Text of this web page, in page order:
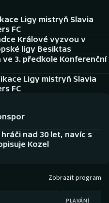
Ligy mistryň Slavia
FC
Králové vyzvou v
ligy Besiktas
ve 3. předkole Konferenční
Ligy mistryň Slavia
FC
nad 30 let, navíc s
Kozel
Zobrazit program
PLAVÁNÍ